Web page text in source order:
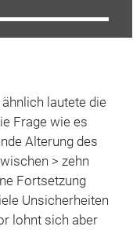
lautete die
Frage wie es
Alterung des
> zehn
Fortsetzung
Unsicherheiten
lohnt sich aber